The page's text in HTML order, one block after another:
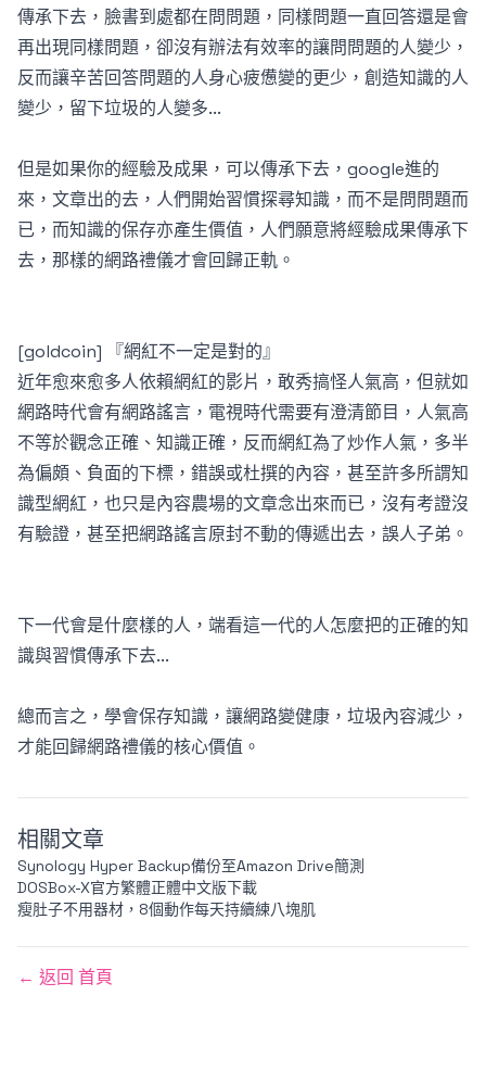
傳承下去，臉書到處都在問問題，同樣問題一直回答還是會
再出現同樣問題，卻沒有辦法有效率的讓問問題的人變少，
反而讓辛苦回答問題的人身心疲憊變的更少，創造知識的人
變少，留下垃圾的人變多...
但是如果你的經驗及成果，可以傳承下去，google進的
來，文章出的去，人們開始習慣探尋知識，而不是問問題而
已，而知識的保存亦產生價值，人們願意將經驗成果傳承下
去，那樣的網路禮儀才會回歸正軌。
[goldcoin] 『網紅不一定是對的』
近年愈來愈多人依賴網紅的影片，敢秀搞怪人氣高，但就如
網路時代會有網路謠言，電視時代需要有澄清節目，人氣高
不等於觀念正確、知識正確，反而網紅為了炒作人氣，多半
為偏頗、負面的下標，錯誤或杜撰的內容，甚至許多所謂知
識型網紅，也只是內容農場的文章念出來而已，沒有考證沒
有驗證，甚至把網路謠言原封不動的傳遞出去，誤人子弟。
下一代會是什麼樣的人，端看這一代的人怎麼把的正確的知
識與習慣傳承下去...
總而言之，學會保存知識，讓網路變健康，垃圾內容減少，
才能回歸網路禮儀的核心價值。
相關文章
Synology Hyper Backup備份至Amazon Drive簡測
DOSBox-X官方繁體正體中文版下載
瘦肚子不用器材，8個動作每天持續練八塊肌
← 返回 首頁